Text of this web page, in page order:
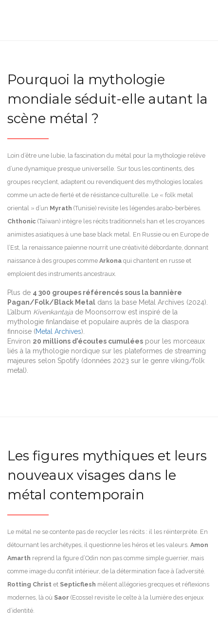
Pourquoi la mythologie
mondiale séduit-elle autant la
scène métal ?
Loin d’être une lubie, la fascination du métal pour la mythologie relève
d’une dynamique presque universelle. Sur tous les continents, des
groupes recyclent, adaptent ou revendiquent des mythologies locales
comme un acte de fierté et de résistance culturelle. Le « folk metal
oriental » d’un Myrath (Tunisie) revisite les légendes arabo-berbères.
Chthonic (Taïwan) intègre les récits traditionnels han et les croyances
animistes asiatiques à une base black metal. En Russie ou en Europe de
l’Est, la renaissance païenne nourrit une créativité débordante, donnant
naissance à des groupes comme Arkona qui chantent en russe et
emploient des instruments ancestraux.
Plus de 4 300 groupes référencés sous la bannière
Pagan/Folk/Black Metal dans la base Metal Archives (2024).
L’album Kivenkantaja de Moonsorrow est inspiré de la
mythologie finlandaise et populaire auprès de la diaspora
finnoise (Metal Archives).
Environ 20 millions d’écoutes cumulées pour les morceaux
liés à la mythologie nordique sur les plateformes de streaming
majeures selon Spotify (données 2023 sur le genre viking/folk
metal).
Les figures mythiques et leurs
nouveaux visages dans le
métal contemporain
Le métal ne se contente pas de recycler les récits : il les réinterprète. En
détournant les archétypes, il questionne les héros et les valeurs. Amon
Amarth reprend la figure d’Odin non pas comme simple guerrier, mais
comme image du conflit intérieur, de la détermination face à l’adversité.
Rotting Christ et Septicflesh mêlent allégories grecques et réflexions
modernes, là où Saor (Ecosse) revisite le celte à la lumière des enjeux
d’identité.